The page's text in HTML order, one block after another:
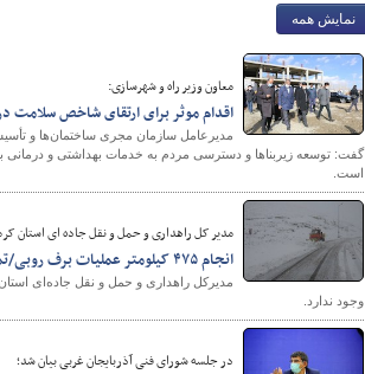
پایگاه خبری وزارت راه و
نمایش همه
معاون وزیر راه و شهرسازی:
اقدام موثر برای ارتقای شاخص‌ سلامت
گفت: توسعه زیربناها و دسترسی مردم به خدمات بهداشتی و
است.
مدیر کل راهداری و حمل و نقل جاده ای استان
انجام ۴۷۵ کیلومتر عملیات برف روبی/تمام جاده‌های کرمانشاه باز است
مدیرکل راهداری و حمل و نقل جاده‌ای
وجود ندارد.
در جلسه شورای فنی آذربایجان غربی بیان شد؛